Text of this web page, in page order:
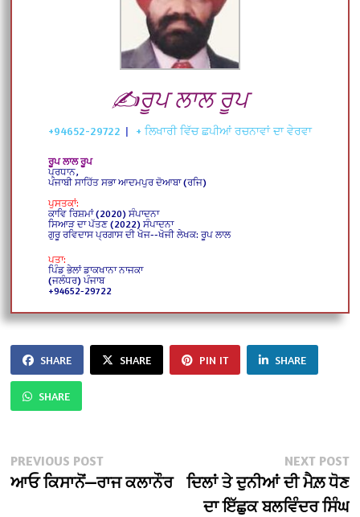
✍️ਰੂਪ ਲਾਲ ਰੂਪ
+94652-29722 | + ਲਿਖਾਰੀ ਵਿੱਚ ਛਪੀਆਂ ਰਚਨਾਵਾਂ ਦਾ ਵੇਰਵਾ
ਰੂਪ ਲਾਲ ਰੂਪ
ਪ੍ਰਧਾਨ,
ਪੰਜਾਬੀ ਸਾਹਿੱਤ ਸਭਾ ਆਦਮਪੁਰ ਦੋਆਬਾ (ਰਜਿ)
ਪੁਸਤਕਾਂ:
ਕਾਵਿ ਰਿਸ਼ਮਾਂ (2020) ਸੰਪਾਦਨਾ
ਸਿਆੜ ਦਾ ਪੱਤਣ (2022) ਸੰਪਾਦਨਾ
ਗੁਰੂ ਰਵਿਦਾਸ ਪ੍ਰਗਾਸ ਦੀ ਖੋਜ--ਖੋਜੀ ਲੇਖਕ: ਰੂਪ ਲਾਲ
ਪਤਾ:
ਪਿੰਡ ਭੇਲਾਂ ਡਾਕਖਾਨਾ ਨਾਜਕਾ
(ਜਲੰਧਰ) ਪੰਜਾਬ
+94652-29722
SHARE SHARE PIN IT SHARE
SHARE
Post
navigation
PREVIOUS POSTPrevious
post:
ਆਓ ਕਿਸਾਨੋਂ—ਰਾਜ ਕਲਾਨੌਰ
NEXT POST
ਦਿਲਾਂ ਤੇ ਦੁਨੀਆਂ ਦੀ ਮੈਲ਼ ਧੋਣ
ਦਾ ਇੱਛੁਕ ਬਲਵਿੰਦਰ ਸਿੰਘ